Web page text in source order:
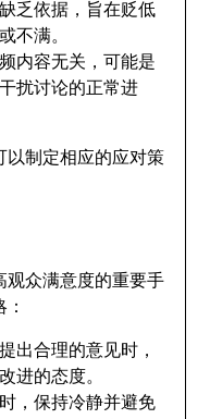
乏依据，旨在贬低
不满。
内容无关，可能是
扰讨论的正常进
以制定相应的应对策
观众满意度的重要手
出合理的意见时，
进的态度。
，保持冷静并避免